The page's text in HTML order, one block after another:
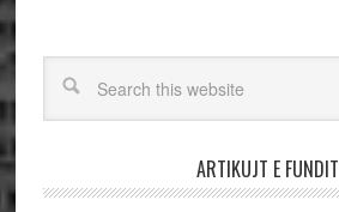
ARTIKUJT E FUNDIT